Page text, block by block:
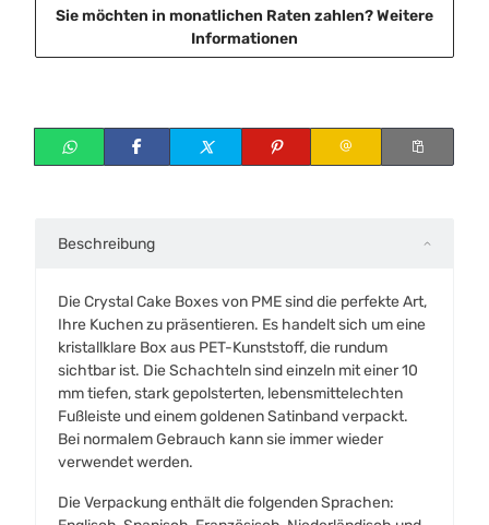
Sie möchten in monatlichen Raten zahlen?Weitere
Informationen
Beschreibung
Die Crystal Cake Boxes von PME sind die perfekte Art,
Ihre Kuchen zu präsentieren. Es handelt sich um eine
kristallklare Box aus PET-Kunststoff, die rundum
sichtbar ist. Die Schachteln sind einzeln mit einer 10
mm tiefen, stark gepolsterten, lebensmittelechten
Fußleiste und einem goldenen Satinband verpackt.
Bei normalem Gebrauch kann sie immer wieder
verwendet werden.
Die Verpackung enthält die folgenden Sprachen: